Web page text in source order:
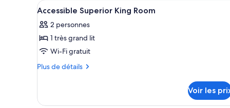
de
Horizon
Suite
Afficher
toutes
les
photos
pour
ce
chambre :
Minibar, coffres-forts dans les
4
Accessible Superior King Room
2 personnes
1 très grand lit
Wi-Fi gratuit
Plus de détails
Plus
le
Voir les